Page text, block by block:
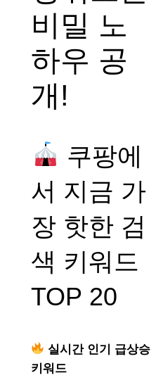
비밀 노
하우 공
개!
쿠팡에
서 지금 가
장 핫한 검
색 키워드
TOP 20
실시간 인기 급상승
키워드